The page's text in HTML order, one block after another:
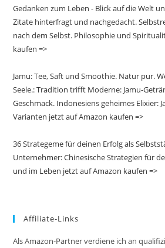
Gedanken zum Leben - Blick auf die Welt
Zitate hinterfragt und nachgedacht.
nach dem Selbst. Philosophie und
kaufen =>
Jamu: Tee, Saft und Smoothie. Natur pur.
Seele.: Tradition trifft Moderne: Jamu-
Geschmack. Indonesiens geheimes Elixier:
Varianten jetzt auf Amazon kaufen =>
36 Strategeme für deinen Erfolg als
Unternehmer: Chinesische Strategien für
und im Leben jetzt auf Amazon kaufen =>
Affiliate-Links
Als Amazon-Partner verdiene ich an